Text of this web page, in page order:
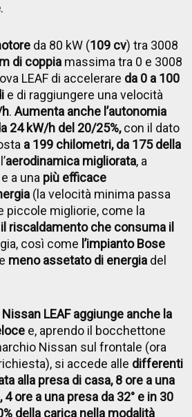
.
da 80 kW (109 cv) tra 3008
di coppia massima tra 0 e 3008
LEAF di accelerare da 0 a 100
e di raggiungere una velocità
.Aumenta anche l’autonomia
24 kW/h del 20/25%,con il dato
a 199 chilometri, da 175 della
aerodinamica migliorata, a
a una più efficace
(la velocità minima passa
piccole migliorie, come la
riscaldamento che consuma il
così come l’impianto Bose
meno assetato di energia del
Nissan LEAF aggiunge anche la
e, aprendo il bocchettone
Nissan sul frontale (ora
si accede alle differenti
alla presa di casa, 8 ore a una
ore a una presa da 32° e in 30
della carica nella modalità